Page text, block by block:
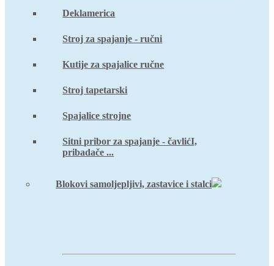
Deklamerica
Stroj za spajanje - ručni
Kutije za spajalice ručne
Stroj tapetarski
Spajalice strojne
Sitni pribor za spajanje - čavlićI,
pribadače ...
Blokovi samoljepljivi, zastavice i stalci